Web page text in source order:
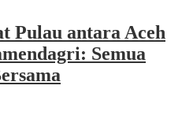
Pulau antara Aceh
Semua